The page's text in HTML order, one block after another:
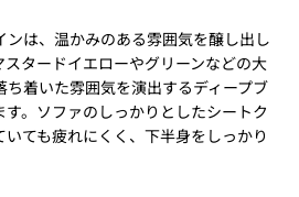
は、温かみのある雰囲気を醸し出し
タードイエローやグリーンなどの大
着いた雰囲気を演出するディープブ
。ソファのしっかりとしたシートク
ても疲れにくく、下半身をしっかり